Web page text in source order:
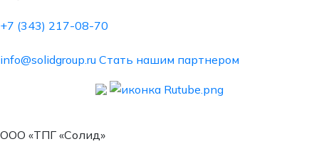
+7 (343) 217-08-70
info@solidgroup.ru Стать нашим партнером
ООО «ТПГ «Солид»